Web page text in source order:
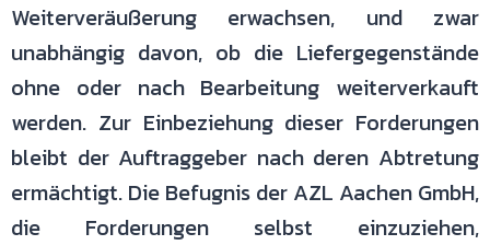
Weiterveräußerung erwachsen, und zwar
unabhängig davon, ob die Liefergegenstände
ohne oder nach Bearbeitung weiterverkauft
werden. Zur Einbeziehung dieser Forderungen
bleibt der Auftraggeber nach deren Abtretung
ermächtigt. Die Befugnis der AZL Aachen GmbH,
die Forderungen selbst einzuziehen,